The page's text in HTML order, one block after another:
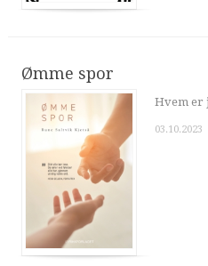
Ømme spor
Hvem er
03.10.2023